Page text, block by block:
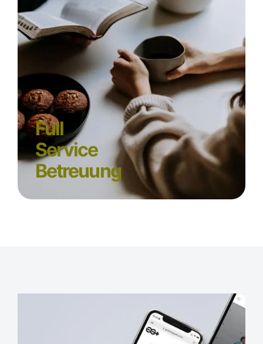
Full
Service
Betreuung